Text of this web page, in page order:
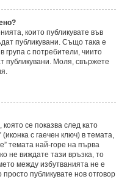
които публикувате във
публикувани. Също така е
с потребители, чиито
публикувани. Моля, свържете
се показва след като
с гаечен ключ) в темата,
темата най-горе на първа
не виждате тази връзка, то
между избутванията не е
публикувате нов отговор